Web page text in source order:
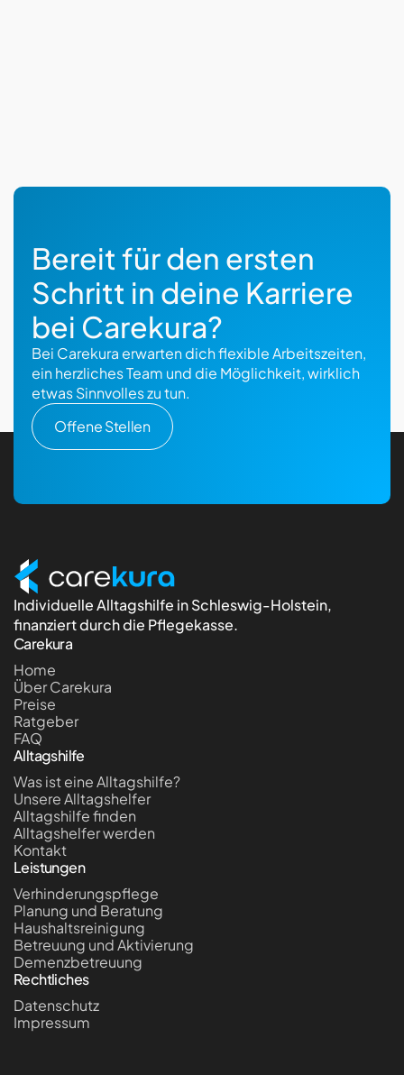
Bereit für den ersten
Schritt in deine Karriere
bei Carekura?
Bei Carekura erwarten dich flexible Arbeitszeiten,
ein herzliches Team und die Möglichkeit, wirklich
etwas Sinnvolles zu tun.
Offene Stellen
Individuelle Alltagshilfe in Schleswig-Holstein,
finanziert durch die Pflegekasse.
Carekura
Home
Über Carekura
Preise
Ratgeber
FAQ
Alltagshilfe
Was ist eine Alltagshilfe?
Unsere Alltagshelfer
Alltagshilfe finden
Alltagshelfer werden
Kontakt
Leistungen
Verhinderungspflege
Planung und Beratung
Haushaltsreinigung
Betreuung und Aktivierung
Demenzbetreuung
Rechtliches
Datenschutz
Impressum